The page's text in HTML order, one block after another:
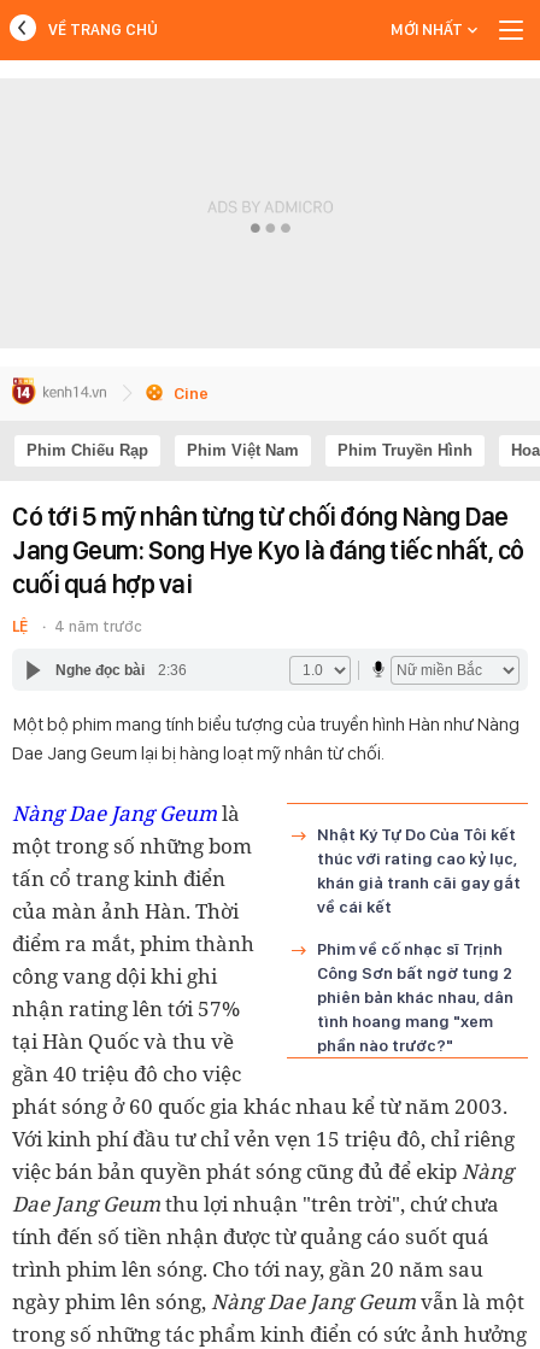
VỀ TRANG CHỦ MỚI NHẤT
Cine
Phim Chiếu Rạp Phim Việt Nam Phim Truyền Hình
Có tới 5 mỹ nhân từng từ chối đóng Nàng Dae
Jang Geum: Song Hye Kyo là đáng tiếc nhất, cô
cuối quá hợp vai
LỆ 4 năm trước
Nghe đọc bài 2:36
Một bộ phim mang tính biểu tượng của truyền hình Hàn như Nàng
Dae Jang Geum lại bị hàng loạt mỹ nhân từ chối.
Nhật Ký Tự Do Của Tôi kết
thúc với rating cao kỷ lục,
khán giả tranh cãi gay gắt
về cái kết
Phim về cố nhạc sĩ Trịnh
Công Sơn bất ngờ tung 2
phiên bản khác nhau, dân
tình hoang mang "xem
phần nào trước?"
Nàng Dae Jang Geumlà
một trong số những bom
tấn cổ trang kinh điển
của màn ảnh Hàn. Thời
điểm ra mắt, phim thành
công vang dội khi ghi
nhận rating lên tới 57%
tại Hàn Quốc và thu về
gần 40 triệu đô cho việc
phát sóng ở 60 quốc gia khác nhau kể từ năm 2003.
Với kinh phí đầu tư chỉ vẻn vẹn 15 triệu đô, chỉ riêng
việc bán bản quyền phát sóng cũng đủ để ekipNàng
Dae Jang Geumthu lợi nhuận "trên trời", chứ chưa
tính đến số tiền nhận được từ quảng cáo suốt quá
trình phim lên sóng. Cho tới nay, gần 20 năm sau
ngày phim lên sóng,Nàng Dae Jang Geumvẫn là một
trong số những tác phẩm kinh điển có sức ảnh hưởng